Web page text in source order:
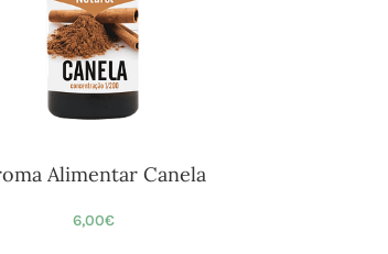
Alimentar Canela
6,00€